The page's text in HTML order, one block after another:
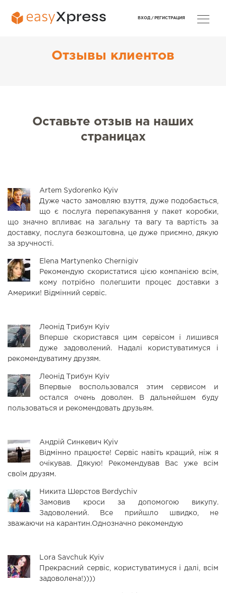
Отзывы клиентов
Оставьте отзыв на наших
страницах
Artem Sydorenko Kyiv
Дуже часто замовляю взуття, дуже подобається,
що є послуга перепакування у пакет коробки,
що значно впливає на загальну та вагу та вартість за
доставку, послуга безкоштовна, це дуже приємно, дякую
за зручності.
Elena Martynenko Chernigіv
Рекомендую скористатися цією компанією всім,
кому потрібно полегшити процес доставки з
Америки! Відмінний сервіс.
Леонід Трибун Kyiv
Вперше скористався цим сервісом і лишився
дуже задоволений. Надалі користуватимуся і
рекомендуватиму друзям.
Леонід Трибун Kyiv
Впервые воспользовался этим сервисом и
остался очень доволен. В дальнейшем буду
пользоваться и рекомендовать друзьям.
Андрій Синкевич Kyiv
Відмінно працюєте! Сервіс навіть кращий, ніж я
очікував. Дякую! Рекомендував Вас уже всім
своїм друзям.
Никита Шерстов Berdychiv
Замовив кроси за допомогою викупу.
Задоволений. Все прийшло швидко, не
зважаючи на карантин.Однозначно рекомендую
Lora Savchuk Kyiv
Прекрасний сервіс, користуватимуся і далі, всім
задоволена!))))
ВХОД / РЕГИСТРАЦИЯ